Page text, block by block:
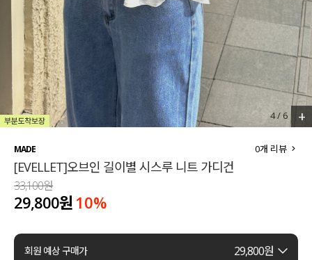
세트할인 ~30%
하객룩
살안타템
110사이즈
티셔츠
팬츠
셔츠
블라우스
원피스
팬츠
스커트
언더웨어
4/6 +
MADE
[EVELLET]오브인 길이별 시스루 니트 가디건
0개 리뷰
33,100원
29,800원 10%
회원 예상 구매가 29,800원